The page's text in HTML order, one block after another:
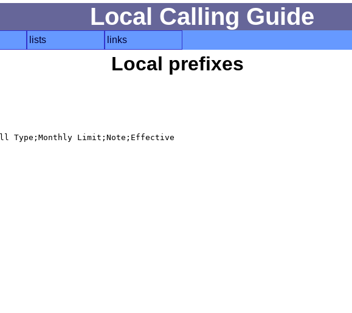
Local Calling Guide
lists links
Local prefixes
Type;Monthly Limit;Note;Effective